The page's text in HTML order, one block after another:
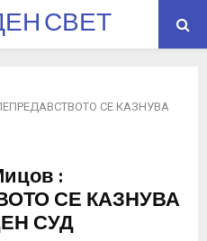
СВЕТ
СЕ КАЗНУВА
:
СЕ КАЗНУВА
СУД